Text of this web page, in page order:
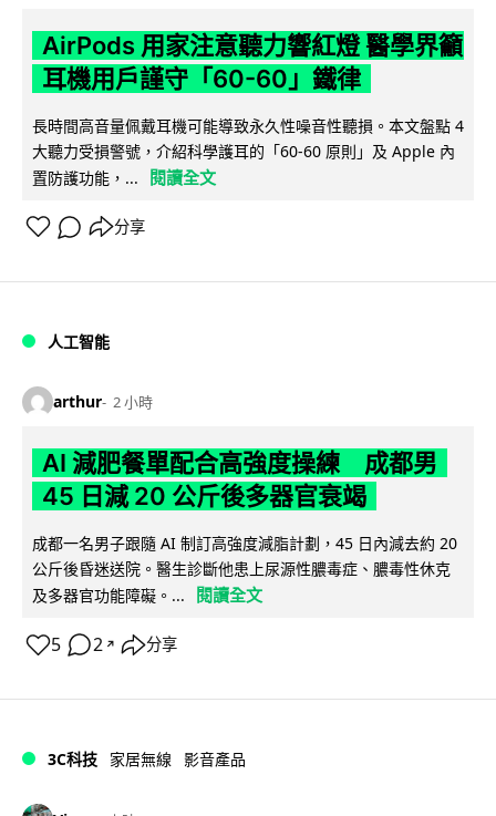
AirPods 用家注意聽力響紅燈 醫學界籲
耳機用戶謹守「60-60」鐵律
長時間高音量佩戴耳機可能導致永久性噪音性聽損。本文盤點 4
大聽力受損警號，介紹科學護耳的「60-60 原則」及 Apple 內
置防護功能，...
閱讀全文
分享
人工智能
arthur 2 小時
AI 減肥餐單配合高強度操練 成都男
45 日減 20 公斤後多器官衰竭
成都一名男子跟隨 AI 制訂高強度減脂計劃，45 日內減去約 20
公斤後昏迷送院。醫生診斷他患上尿源性膿毒症、膿毒性休克
及多器官功能障礙。...
閱讀全文
5 2 ↗ 分享
3C科技 家居無線 影音產品